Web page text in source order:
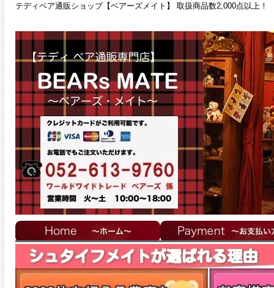
テディベア通販ショップ【ベアーズメイト】 取扱商品数2,000点以上！